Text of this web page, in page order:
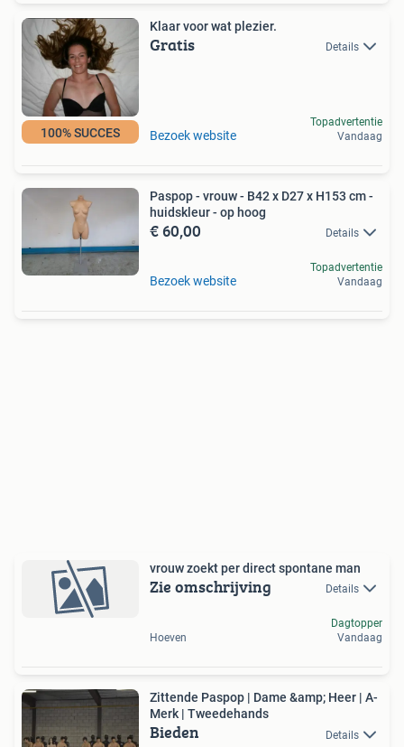
100% SUCCES
Klaar voor wat plezier.
Gratis Details
Bezoek website
Topadvertentie
Vandaag
Paspop - vrouw - B42 x D27 x H153 cm -
huidskleur - op hoog
€ 60,00 Details
Bezoek website
Topadvertentie
Vandaag
vrouw zoekt per direct spontane man
Zie omschrijving Details
Hoeven
Dagtopper
Vandaag
Zittende Paspop | Dame &amp; Heer | A-
Merk | Tweedehands
Bieden Details